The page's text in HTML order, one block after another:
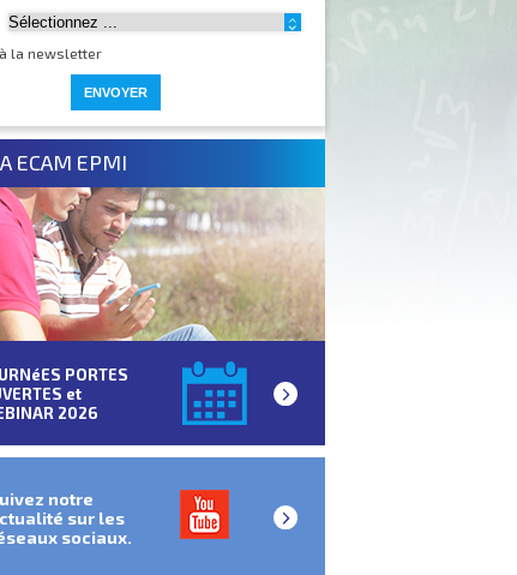
la newsletter
ECAM EPMI
PORTES
et
2026
notre
sur les
sociaux.